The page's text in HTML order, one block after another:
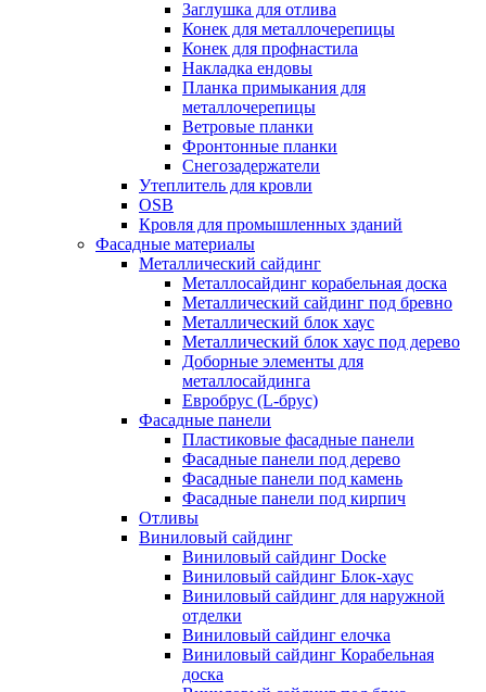
Заглушка для отлива
Конек для металлочерепицы
Конек для профнастила
Накладка ендовы
Планка примыкания для
металлочерепицы
Ветровые планки
Фронтонные планки
Снегозадержатели
Утеплитель для кровли
OSB
Кровля для промышленных зданий
Фасадные материалы
Металлический сайдинг
Металлосайдинг корабельная доска
Металлический сайдинг под бревно
Металлический блок хаус
Металлический блок хаус под дерево
Доборные элементы для
металлосайдинга
Евробрус (L-брус)
Фасадные панели
Пластиковые фасадные панели
Фасадные панели под дерево
Фасадные панели под камень
Фасадные панели под кирпич
Отливы
Виниловый сайдинг
Виниловый сайдинг Docke
Виниловый сайдинг Блок-хаус
Виниловый сайдинг для наружной
отделки
Виниловый сайдинг елочка
Виниловый сайдинг Корабельная
доска